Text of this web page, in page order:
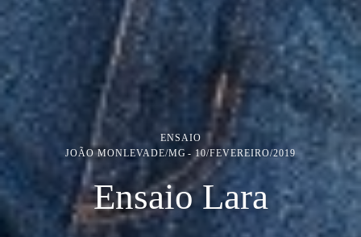
ENSAIO
JOÃO MONLEVADE/MG
10/FEVEREIRO/2019
Ensaio Lara